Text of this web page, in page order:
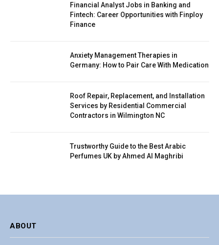
Financial Analyst Jobs in Banking and
Fintech: Career Opportunities with Finploy
Finance
Anxiety Management Therapies in
Germany: How to Pair Care With Medication
Roof Repair, Replacement, and Installation
Services by Residential Commercial
Contractors in Wilmington NC
Trustworthy Guide to the Best Arabic
Perfumes UK by Ahmed Al Maghribi
ABOUT